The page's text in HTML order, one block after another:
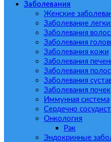
Заболевания
Женские
Заболевание
Заболевания
Заболевания
Заболевания кожи
Заболевания
Заболевания
Заболевания
Заболевания почек
Иммунная система
Сердечно
Онкология
Рак
Эндокринные